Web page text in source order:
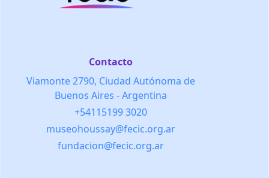
Contacto
Viamonte 2790, Ciudad Autónoma de
Buenos Aires - Argentina
+54115199 3020
museohoussay@fecic.org.ar
fundacion@fecic.org.ar